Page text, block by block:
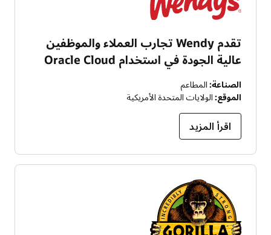
تقدم Wendy تجارب العملاء والموظفين
عالية الجودة في استخدام Oracle Cloud
الصناعة: المطاعم
الموقع: الولايات المتحدة الأمريكية
اقرأ المزيد